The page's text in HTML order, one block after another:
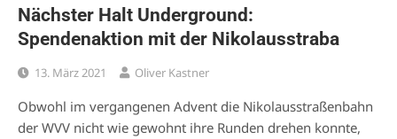
Nächster Halt Underground:
Spendenaktion mit der Nikolausstraba
13. März 2021 Oliver Kastner
Obwohl im vergangenen Advent die Nikolausstraßenbahn
der WVV nicht wie gewohnt ihre Runden drehen konnte,